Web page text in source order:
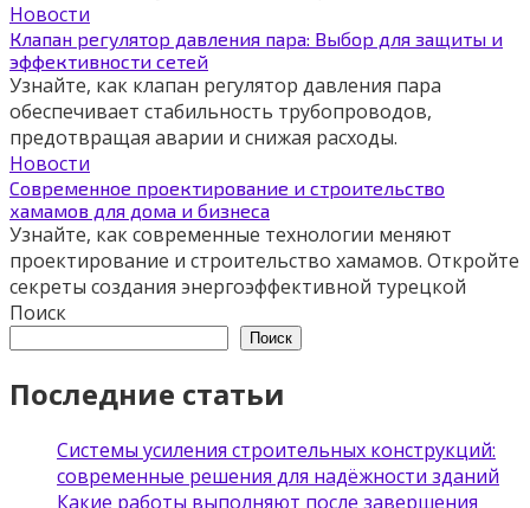
Новости
Клапан регулятор давления пара: Выбор для защиты и
эффективности сетей
Узнайте, как клапан регулятор давления пара
обеспечивает стабильность трубопроводов,
предотвращая аварии и снижая расходы.
Новости
Современное проектирование и строительство
хамамов для дома и бизнеса
Узнайте, как современные технологии меняют
проектирование и строительство хамамов. Откройте
секреты создания энергоэффективной турецкой
Поиск
Поиск
Последние статьи
Системы усиления строительных конструкций:
современные решения для надёжности зданий
Какие работы выполняют после завершения